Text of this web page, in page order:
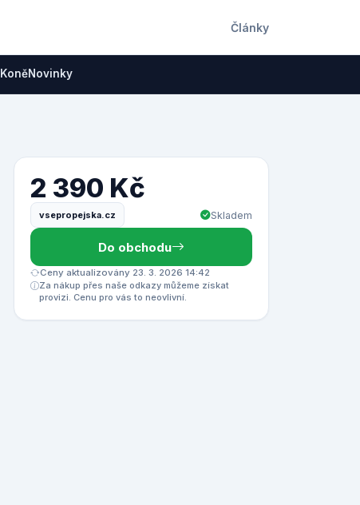
Články
KoněNovinky
2 390 Kč
vsepropejska.cz Skladem
Do obchodu
Ceny aktualizovány 23. 3. 2026 14:42
Za nákup přes naše odkazy můžeme získat
provizi. Cenu pro vás to neovlivní.